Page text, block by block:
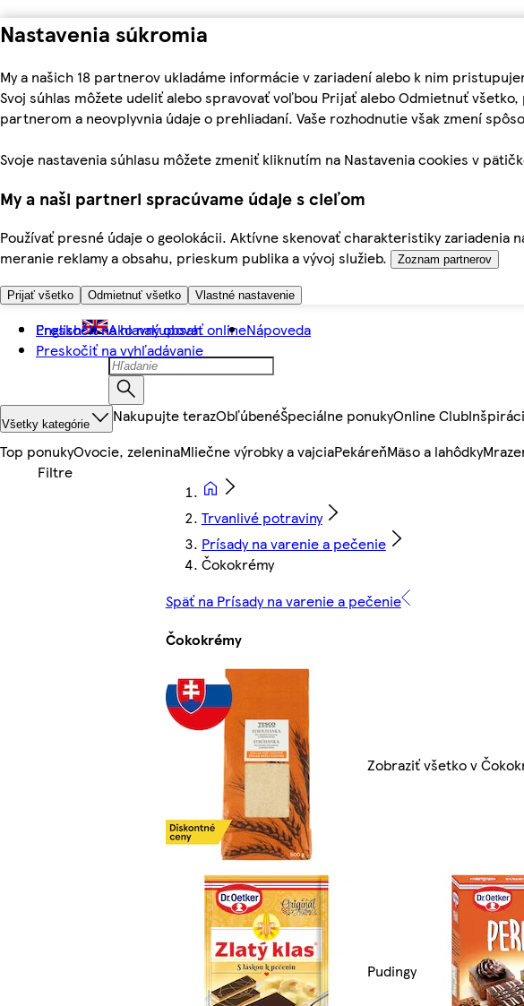
Nastavenia súkromia
My a našich 18 partnerov ukladáme informácie v zariadení alebo k nim
Svoj súhlas môžete udeliť alebo spravovať voľbou Prijať alebo Odmietnuť
partnerom a neovplyvnia údaje o prehliadaní. Vaše rozhodnutie však zmení
Svoje nastavenia súhlasu môžete zmeniť kliknutím na Nastavenia cookies v
My a naši partneri spracúvame údaje s cieľom
Používať presné údaje o geolokácii. Aktívne skenovať charakteristiky
meranie reklamy a obsahu, prieskum publika a vývoj služieb.
Zoznam partnerov
Prijať všetko Odmietnuť všetko Vlastné nastavenie
Preskočiť na hlavný obsah
Preskočiť na vyhľadávanie
English Ako nakupovať onlineNápoveda
Všetky kategórie Nakupujte terazObľúbenéŠpeciálne ponukyOnline Club
Top ponukyOvocie, zeleninaMliečne výrobky a vajciaPekáreňMäso a lahôdky
Trvanlivé potraviny
Prísady na varenie a pečenie
Čokokrémy
Späť na Prísady na varenie a pečenie
Čokokrémy
Zobraziť všetko v
Pudingy